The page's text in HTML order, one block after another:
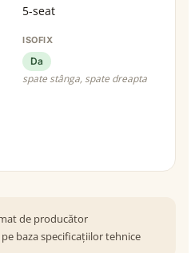
5-seat
ISOFIX
Da
spate stânga, spate dreapta
de producător
baza specificațiilor tehnice